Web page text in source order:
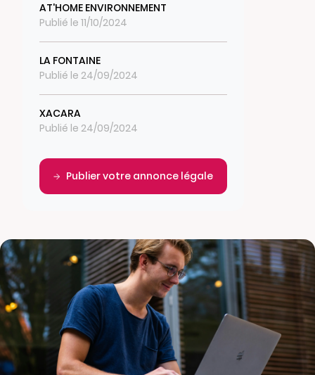
AT'HOME ENVIRONNEMENT
Publié le 11/10/2024
LA FONTAINE
Publié le 24/09/2024
XACARA
Publié le 24/09/2024
Publier votre annonce légale